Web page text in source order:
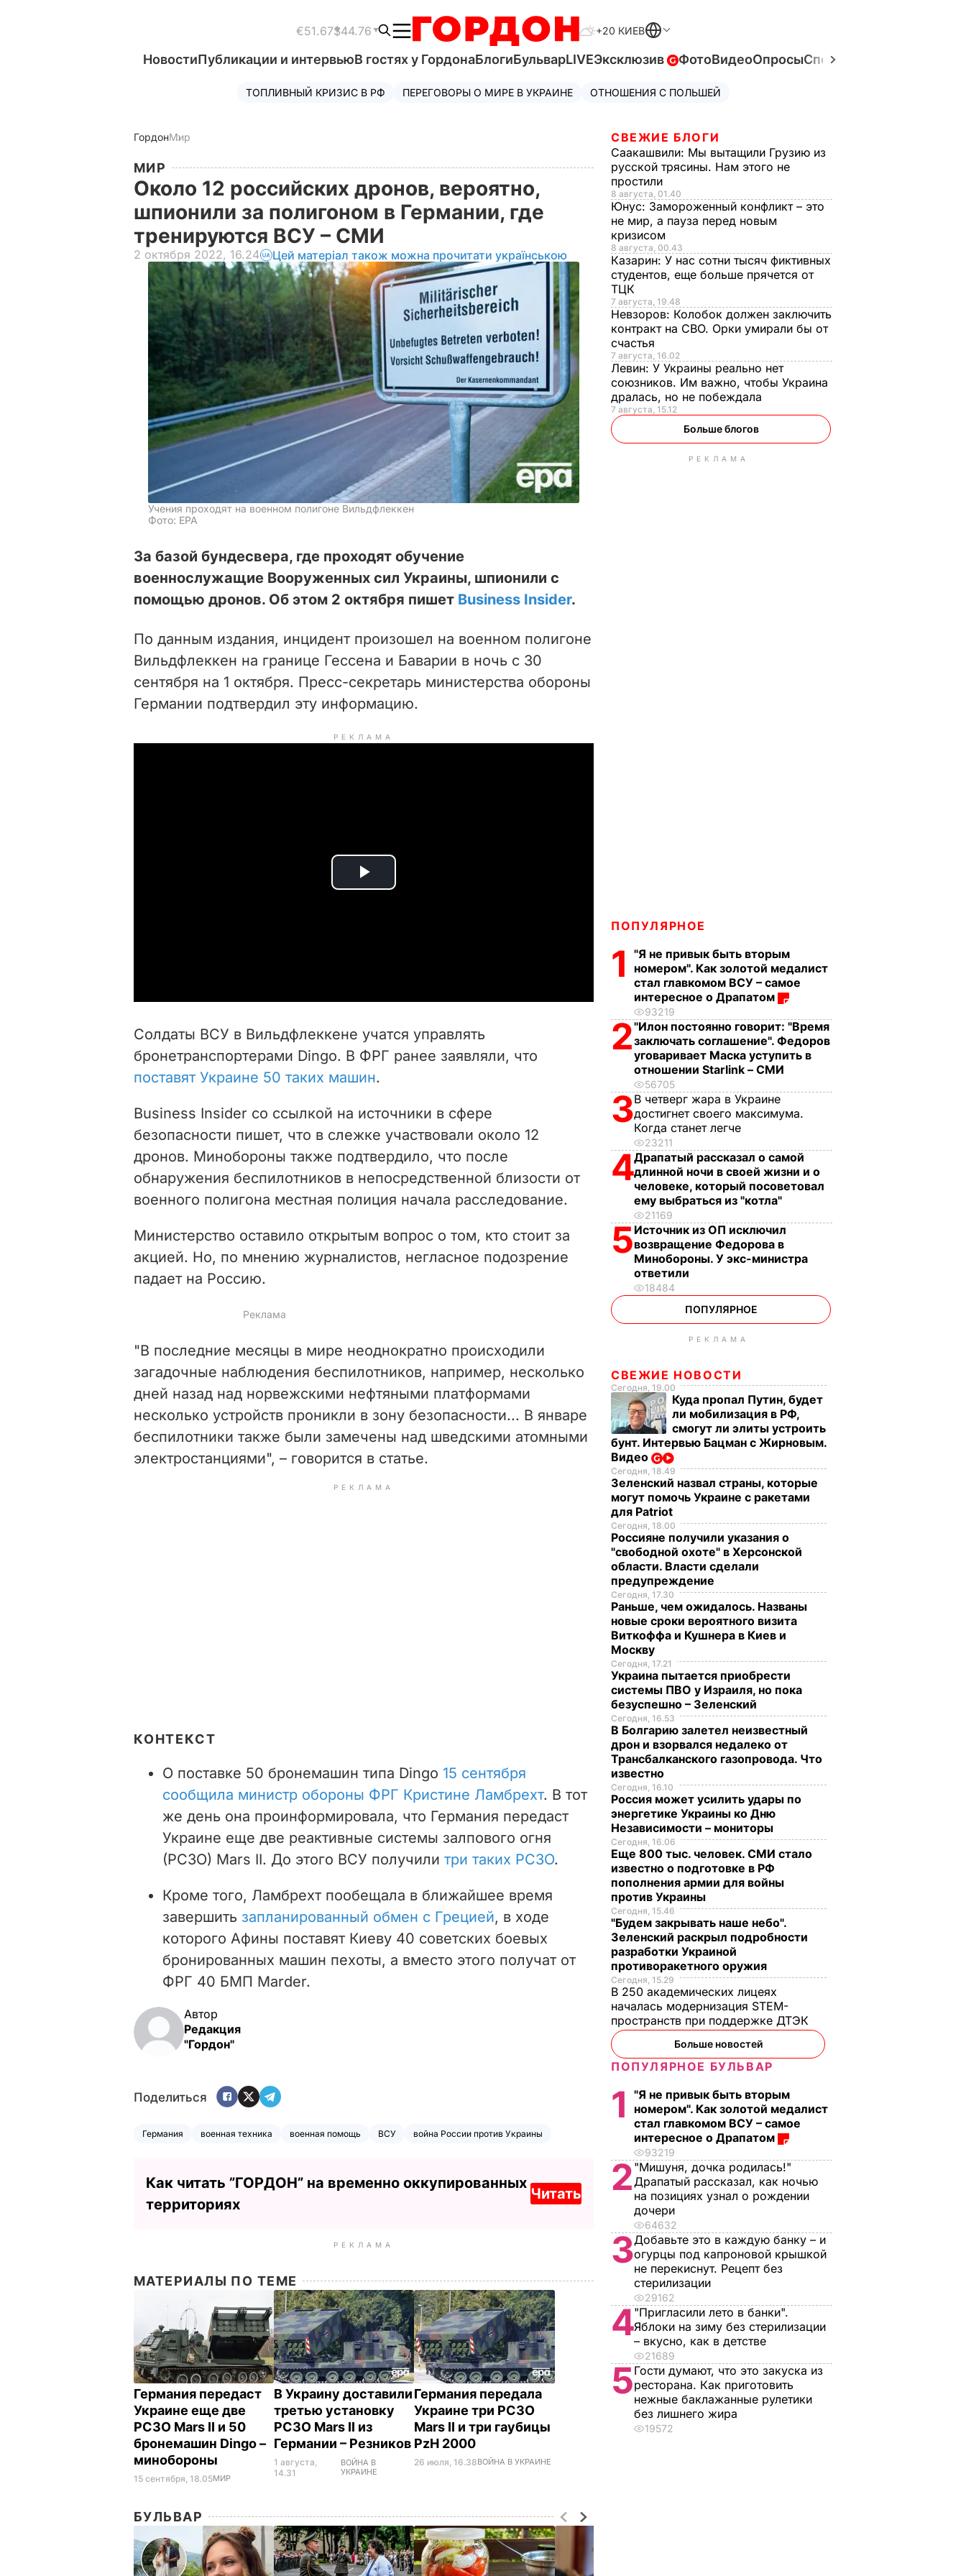
€51.67$44.76 +20 КИЕВ
НовостиПубликации и интервьюВ гостях у ГордонаБлогиБульварLIVEЭксклюзив ФотоВидеоОпросыСпецпроекты
ТОПЛИВНЫЙ КРИЗИС В РФ ПЕРЕГОВОРЫ О МИРЕ В УКРАИНЕ ОТНОШЕНИЯ С ПОЛЬШЕЙ
ГордонМир
МИР
Около 12 российских дронов, вероятно,
шпионили за полигоном в Германии, где
тренируются ВСУ – СМИ
2 октября 2022, 16.24 Цей матеріал також можна прочитати українською
Учения проходят на военном полигоне Вильдфлеккен
Фото: ЕРА
За базой бундесвера, где проходят обучение
военнослужащие Вооруженных сил Украины, шпионили с
помощью дронов. Об этом 2 октября пишет Business Insider.
По данным издания, инцидент произошел на военном полигоне
Вильдфлеккен на границе Гессена и Баварии в ночь с 30
сентября на 1 октября. Пресс-секретарь министерства обороны
Германии подтвердил эту информацию.
РЕКЛАМА
P
i
d
e
o
Солдаты ВСУ в Вильдфлеккене учатся управлять
бронетранспортерами Dingo. В ФРГ ранее заявляли, что
поставят Украине 50 таких машин.
Business Insider со ссылкой на источники в сфере
безопасности пишет, что в слежке участвовали около 12
дронов. Минобороны также подтвердило, что после
обнаружения беспилотников в непосредственной близости от
военного полигона местная полиция начала расследование.
Министерство оставило открытым вопрос о том, кто стоит за
акцией. Но, по мнению журналистов, негласное подозрение
падает на Россию.
"В последние месяцы в мире неоднократно происходили
загадочные наблюдения беспилотников, например, несколько
дней назад над норвежскими нефтяными платформами
несколько устройств проникли в зону безопасности... В январе
беспилотники также были замечены над шведскими атомными
электростанциями", – говорится в статье.
РЕКЛАМА
КОНТЕКСТ
О поставке 50 бронемашин типа Dingo 15 сентября
сообщила министр обороны ФРГ Кристине Ламбрехт. В тот
же день она проинформировала, что Германия передаст
Украине еще две реактивные системы залпового огня
(РСЗО) Mars II. До этого ВСУ получили три таких РСЗО.
Кроме того, Ламбрехт пообещала в ближайшее время
завершить запланированный обмен с Грецией, в ходе
которого Афины поставят Киеву 40 советских боевых
бронированных машин пехоты, а вместо этого получат от
ФРГ 40 БМП Marder.
Автор
Редакция
"Гордон"
Поделиться
Германия военная техника военная помощь ВСУ война России против Украины
Как читать ”ГОРДОН” на временно оккупированных
территориях
Читать
РЕКЛАМА
МАТЕРИАЛЫ ПО ТЕМЕ
Германия передаст
Украине еще две
РСЗО Mars II и 50
бронемашин Dingo –
минобороны
15 сентября, 18.05МИР
В Украину доставили
третью установку
РСЗО Mars II из
Германии – Резников
1 августа,
14.31
ВОЙНА В
УКРАИНЕ
Германия передала
Украине три РСЗО
Mars II и три гаубицы
PzH 2000
26 июля, 16.38ВОЙНА В УКРАИНЕ
БУЛЬВАР
СВЕЖИЕ БЛОГИ
Саакашвили: Мы вытащили Грузию из
русской трясины. Нам этого не
простили
8 августа, 01.40
Юнус: Замороженный конфликт – это
не мир, а пауза перед новым
кризисом
8 августа, 00.43
Казарин: У нас сотни тысяч фиктивных
студентов, еще больше прячется от
ТЦК
7 августа, 19.48
Невзоров: Колобок должен заключить
контракт на СВО. Орки умирали бы от
счастья
7 августа, 16.02
Левин: У Украины реально нет
союзников. Им важно, чтобы Украина
дралась, но не побеждала
7 августа, 15.12
Больше блогов
РЕКЛАМА
ПОПУЛЯРНОЕ
1
"Я не привык быть вторым
номером". Как золотой медалист
стал главкомом ВСУ – самое
интересное о Драпатом
93219
2"Илон постоянно говорит: "Время
заключать соглашение". Федоров
уговаривает Маска уступить в
отношении Starlink – СМИ
56705
3В четверг жара в Украине
достигнет своего максимума.
Когда станет легче
23211
4Драпатый рассказал о самой
длинной ночи в своей жизни и о
человеке, который посоветовал
ему выбраться из "котла"
21169
5Источник из ОП исключил
возвращение Федорова в
Минобороны. У экс-министра
ответили
18484
ПОПУЛЯРНОЕ
РЕКЛАМА
СВЕЖИЕ НОВОСТИ
Сегодня, 19.00
Куда пропал Путин, будет
ли мобилизация в РФ,
смогут ли элиты устроить
бунт. Интервью Бацман с Жирновым.
Видео
Сегодня, 18.49
Зеленский назвал страны, которые
могут помочь Украине с ракетами
для Patriot
Сегодня, 18.00
Россияне получили указания о
"свободной охоте" в Херсонской
области. Власти сделали
предупреждение
Сегодня, 17.30
Раньше, чем ожидалось. Названы
новые сроки вероятного визита
Виткоффа и Кушнера в Киев и
Москву
Сегодня, 17.21
Украина пытается приобрести
системы ПВО у Израиля, но пока
безуспешно – Зеленский
Сегодня, 16.53
В Болгарию залетел неизвестный
дрон и взорвался недалеко от
Трансбалканского газопровода. Что
известно
Сегодня, 16.10
Россия может усилить удары по
энергетике Украины ко Дню
Независимости – мониторы
Сегодня, 16.06
Еще 800 тыс. человек. СМИ стало
известно о подготовке в РФ
пополнения армии для войны
против Украины
Сегодня, 15.46
"Будем закрывать наше небо".
Зеленский раскрыл подробности
разработки Украиной
противоракетного оружия
Сегодня, 15.29
В 250 академических лицеях
началась модернизация STEM-
пространств при поддержке ДТЭК​
Больше новостей
ПОПУЛЯРНОЕ БУЛЬВАР
1
"Я не привык быть вторым
номером". Как золотой медалист
стал главкомом ВСУ – самое
интересное о Драпатом
93219
2 "Мишуня, дочка родилась!"
Драпатый рассказал, как ночью
на позициях узнал о рождении
дочери
64632
3Добавьте это в каждую банку – и
огурцы под капроновой крышкой
не перекиснут. Рецепт без
стерилизации
29162
4"Пригласили лето в банки".
Яблоки на зиму без стерилизации
– вкусно, как в детстве
21689
5Гости думают, что это закуска из
ресторана. Как приготовить
нежные баклажанные рулетики
без лишнего жира
19572